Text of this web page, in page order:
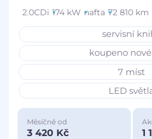
2.0CDi 174 kW nafta 72 810 km
servisní
koupeno nové
7 míst
LED
Měsíčně od
3 420 Kč 1